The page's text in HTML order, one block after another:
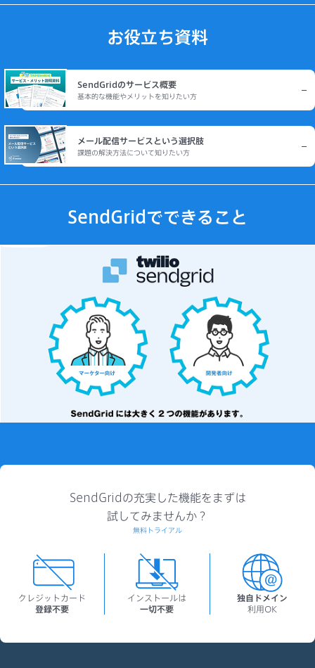
お役立ち資料
SendGridのサービス概要
基本的な機能やメリットを知りたい方
メール配信サービスという選択肢
課題の解決方法について知りたい方
SendGridでできること
クレジットカード
登録不要
インストールは
一切不要
独自ドメイン
利用OK
SendGridの充実した機能をまずは
試してみませんか？
無料トライアル